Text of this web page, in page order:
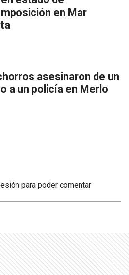
en Mar
asesinaron de un
a un policía en Merlo
para poder comentar